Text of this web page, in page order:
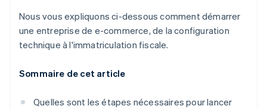
Nous vous expliquons ci-dessous comment démarrer
une entreprise de e-commerce, de la configuration
technique à l'immatriculation fiscale.
Sommaire de cet article
Quelles sont les étapes nécessaires pour lancer